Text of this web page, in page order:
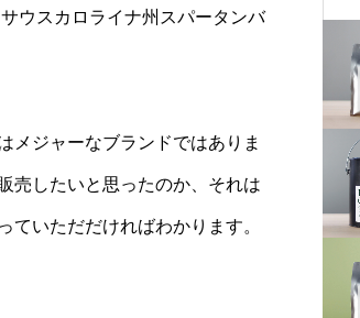
ウスカロライナ州スパータンバ
メジャーなブランドではありま
売したいと思ったのか、それは
いただだければわかります。